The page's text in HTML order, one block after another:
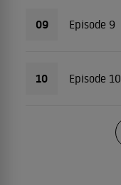
09 Episode 9
10 Episode 10